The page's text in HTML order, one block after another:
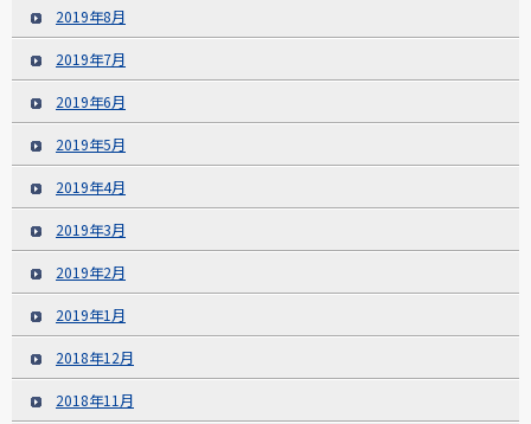
2019年8月
2019年7月
2019年6月
2019年5月
2019年4月
2019年3月
2019年2月
2019年1月
2018年12月
2018年11月